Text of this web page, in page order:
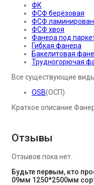
ФК
ФСФ берёзовая
ФСФ
ФСФ хвоя
Фанера под
Гибкая фанера
Бакелитовая
Трудногорючая
Все существующие
OSB(ОСП)
Краткое описание
Отзывы
Отзывов пока нет.
Будьте первым, кто
09мм 1250*2500мм